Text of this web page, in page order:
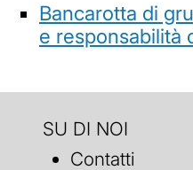
Bancarotta di
e responsabilità
SU DI NOI
Contatti